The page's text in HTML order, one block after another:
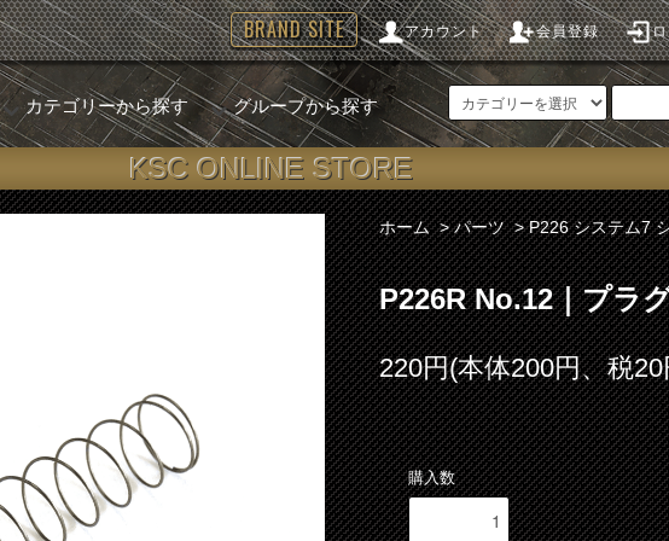
アカウント 会員登録
BRAND SITE
カテゴリーから探す グループから探す
KSC ONLINE STORE
ホーム >パーツ >P226 システム7
P226R No.12｜プラ
220円(本体200円、税20
購入数